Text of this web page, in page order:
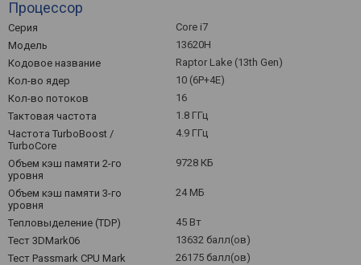
Процессор
Серия
Core i7
Модель
13620H
Кодовое название
Raptor Lake (13th Gen)
Кол-во ядер
10 (6P+4E)
Кол-во потоков
16
Тактовая частота
1.8 ГГц
Частота TurboBoost /
TurboCore
4.9 ГГц
Объем кэш памяти 2-го
уровня
9728 КБ
Объем кэш памяти 3-го
уровня
24 МБ
Тепловыделение (TDP)
45 Вт
Тест 3DMark06
13632 балл(ов)
Тест Passmark CPU Mark
26175 балл(ов)